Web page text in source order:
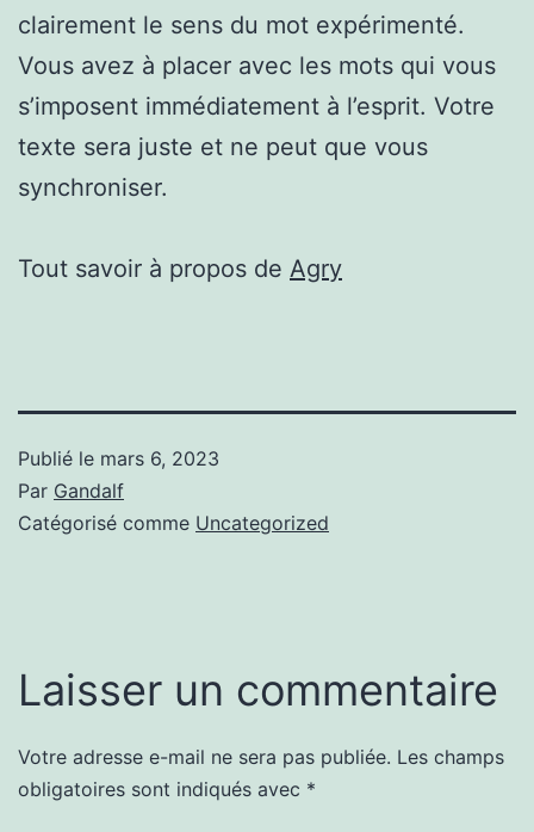
clairement le sens du mot expérimenté.
Vous avez à placer avec les mots qui vous
s’imposent immédiatement à l’esprit. Votre
texte sera juste et ne peut que vous
synchroniser.
Tout savoir à propos de Agry
Publié le mars 6, 2023
Par Gandalf
Catégorisé comme Uncategorized
Laisser un commentaire
Votre adresse e-mail ne sera pas publiée. Les champs
obligatoires sont indiqués avec *